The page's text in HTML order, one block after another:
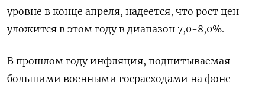
уровне в конце апреля, надеется, что рост цен
уложится в этом году в диапазон 7,0-8,0%.
В прошлом году инфляция, подпитываемая
большими военными госрасходами на фоне